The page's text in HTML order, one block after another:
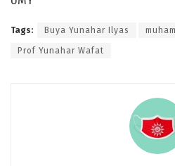
Tags: Buya Yunahar Ilyas
Prof Yunahar Wafat